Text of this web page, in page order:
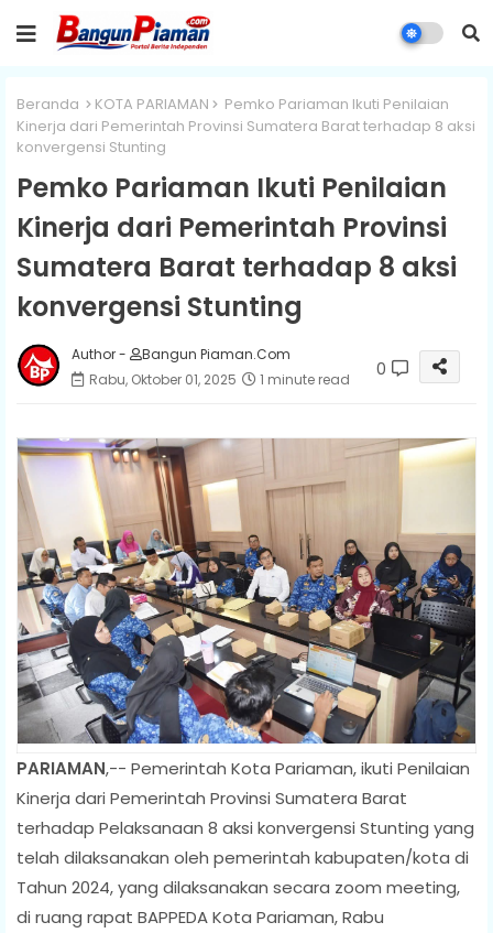
Beranda KOTA PARIAMAN
Pemko Pariaman Ikuti Penilaian
Kinerja dari Pemerintah Provinsi Sumatera Barat terhadap 8 aksi
konvergensi Stunting
Pemko Pariaman Ikuti Penilaian
Kinerja dari Pemerintah Provinsi
Sumatera Barat terhadap 8 aksi
konvergensi Stunting
Author -
Bangun Piaman.Com
Rabu, Oktober 01, 2025
1 minute read 0
PARIAMAN,-- Pemerintah Kota Pariaman, ikuti Penilaian
Kinerja dari Pemerintah Provinsi Sumatera Barat
terhadap Pelaksanaan 8 aksi konvergensi Stunting yang
telah dilaksanakan oleh pemerintah kabupaten/kota di
Tahun 2024, yang dilaksanakan secara zoom meeting,
di ruang rapat BAPPEDA Kota Pariaman, Rabu